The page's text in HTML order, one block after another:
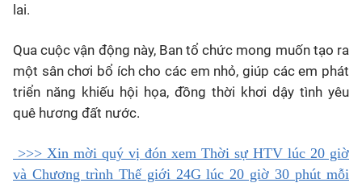
lai.
Qua cuộc vận động này, Ban tổ chức mong muốn tạo ra
một sân chơi bổ ích cho các em nhỏ, giúp các em phát
triển năng khiếu hội họa, đồng thời khơi dậy tình yêu
quê hương đất nước.
>>> Xin mời quý vị đón xem Thời sự HTV lúc 20 giờ
và Chương trình Thế giới 24G lúc 20 giờ 30 phút mỗi